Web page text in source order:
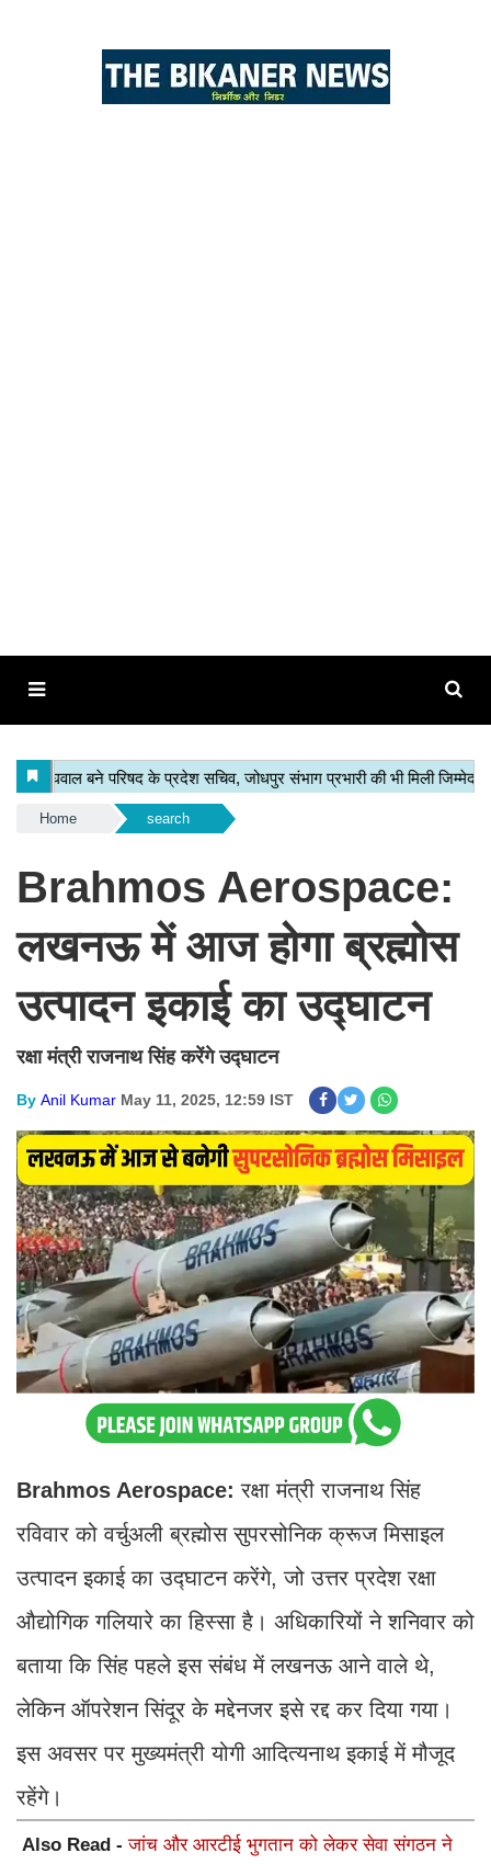
Home search
Brahmos Aerospace:
लखनऊ में आज होगा ब्रह्मोस
उत्पादन इकाई का उद्घाटन
रक्षा मंत्री राजनाथ सिंह करेंगे उद्घाटन
By Anil Kumar May 11, 2025, 12:59 IST
Brahmos Aerospace:रक्षा मंत्री राजनाथ सिंह
रविवार को वर्चुअली ब्रह्मोस सुपरसोनिक क्रूज मिसाइल
उत्पादन इकाई का उद्घाटन करेंगे, जो उत्तर प्रदेश रक्षा
औद्योगिक गलियारे का हिस्सा है। अधिकारियों ने शनिवार को
बताया कि सिंह पहले इस संबंध में लखनऊ आने वाले थे,
लेकिन ऑपरेशन सिंदूर के मद्देनजर इसे रद्द कर दिया गया।
इस अवसर पर मुख्यमंत्री योगी आदित्यनाथ इकाई में मौजूद
रहेंगे।
Also Read -जांच और आरटीई भुगतान को लेकर सेवा संगठन ने